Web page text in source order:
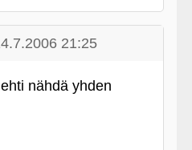
21:25
nähdä yhden